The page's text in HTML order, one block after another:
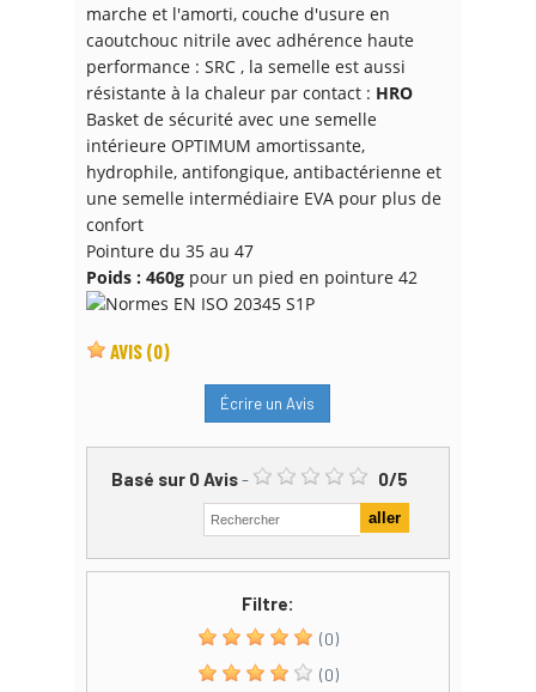
marche et l'amorti, couche d'usure en
caoutchouc nitrile avec adhérence haute
performance : SRC , la semelle est aussi
résistante à la chaleur par contact : HRO
Basket de sécurité avec une semelle
intérieure OPTIMUM amortissante,
hydrophile, antifongique, antibactérienne et
une semelle intermédiaire EVA pour plus de
confort
Pointure du 35 au 47
Poids : 460gpour un pied en pointure 42
AVIS (0)
Écrire un Avis
Basé sur 0Avis- 0/5
Filtre:
(0)
(0)